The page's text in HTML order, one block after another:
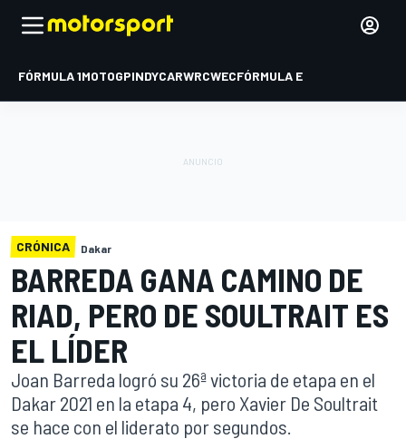
FÓRMULA 1MOTOGPINDYCARWRCWECFÓRMULA E
CRÓNICA Dakar
BARREDA GANA CAMINO DE
RIAD, PERO DE SOULTRAIT ES
EL LÍDER
Joan Barreda logró su 26ª victoria de etapa en el
Dakar 2021 en la etapa 4, pero Xavier De Soultrait
se hace con el liderato por segundos.